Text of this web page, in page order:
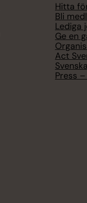
Hitta
Bli
Lediga
Ge en
Act
Press